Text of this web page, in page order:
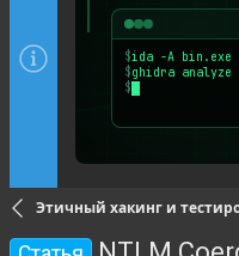
Этичный хакинг и